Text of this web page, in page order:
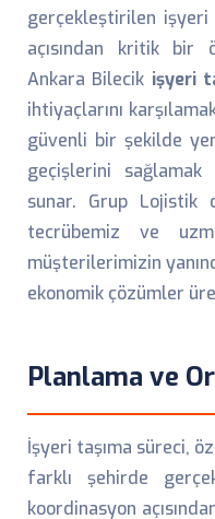
gerçekleştirilen işyeri
açısından kritik bir
Ankara Bilecik işyeri
ihtiyaçlarını
güvenli bir şekilde
geçişlerini sağlamak
sunar. Grup Lojistik
tecrübemiz ve
müşterilerimizin
ekonomik çözümler
Planlama ve
İşyeri taşıma süreci,
farklı şehirde
koordinasyon